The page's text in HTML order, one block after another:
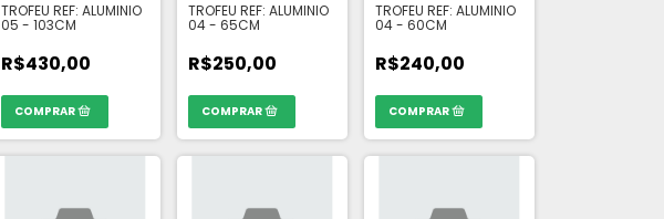
TROFEU REF: ALUMINIO
05 - 103CM
R$430,00
TROFEU REF: ALUMINIO
04 - 65CM
R$250,00
TROFEU REF: ALUMINIO
04 - 60CM
R$240,00